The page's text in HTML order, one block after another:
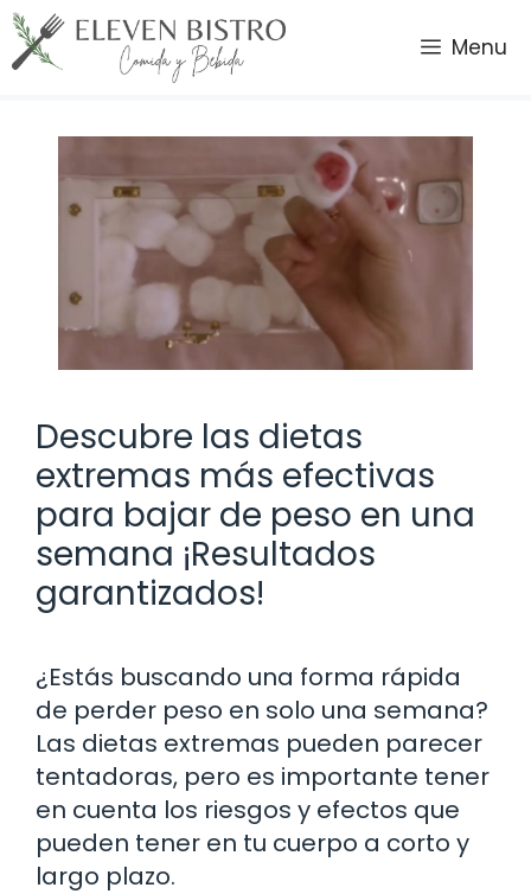
Saltar
al
contenido
Menu
Descubre las dietas
extremas más efectivas
para bajar de peso en una
semana ¡Resultados
garantizados!
¿Estás buscando una forma rápida
de perder peso en solo una semana?
Las dietas extremas pueden parecer
tentadoras, pero es importante tener
en cuenta los riesgos y efectos que
pueden tener en tu cuerpo a corto y
largo plazo.